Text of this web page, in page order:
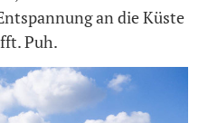
an die Küste
Puh.